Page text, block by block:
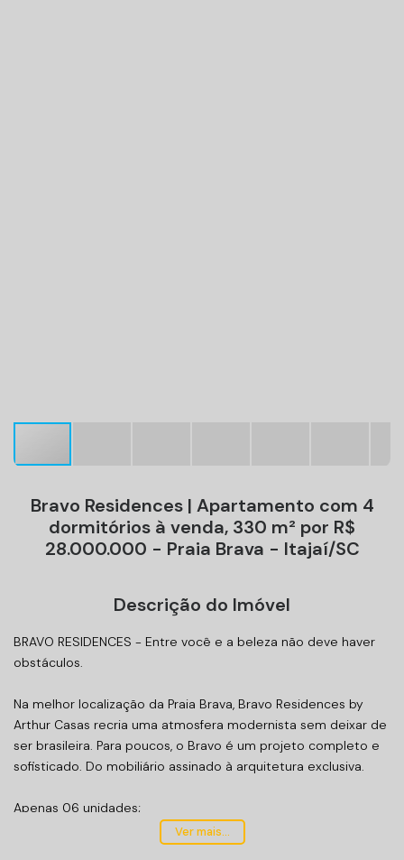
Bravo Residences | Apartamento com 4
dormitórios à venda, 330 m² por R$
28.000.000 - Praia Brava - Itajaí/SC
Descrição do Imóvel
BRAVO RESIDENCES - Entre você e a beleza não deve haver
obstáculos.
Na melhor localização da Praia Brava, Bravo Residences by
Arthur Casas recria uma atmosfera modernista sem deixar de
ser brasileira. Para poucos, o Bravo é um projeto completo e
sofisticado. Do mobiliário assinado à arquitetura exclusiva.
Apenas 06 unidades;
Um SPA aquecido por unidade;
Ver mais...